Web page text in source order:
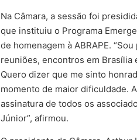
Na Câmara, a sessão foi
que instituiu o Programa
de homenagem à ABRAPE.
reuniões, encontros em Brasília
Quero dizer que me sinto
momento de maior dificuldade.
assinatura de todos os
Júnior”, afirmou.